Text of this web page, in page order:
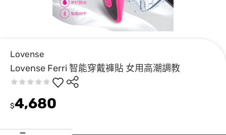
Lovense
Lovense Ferri 智能穿戴褲貼 女用高潮調教
$4,680